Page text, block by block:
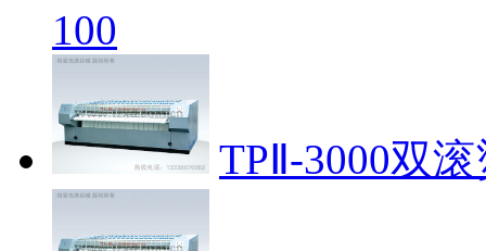
100
TPⅡ-3000双